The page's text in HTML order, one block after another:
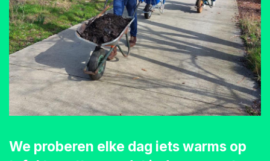
We proberen elke dag iets warms op